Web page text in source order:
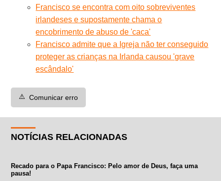
Francisco se encontra com oito sobreviventes
irlandeses e supostamente chama o
encobrimento de abuso de 'caca'
Francisco admite que a Igreja não ter conseguido
proteger as crianças na Irlanda causou 'grave
escândalo'
⚠️ Comunicar erro
NOTÍCIAS RELACIONADAS
Recado para o Papa Francisco: Pelo amor de Deus, faça uma
pausa!